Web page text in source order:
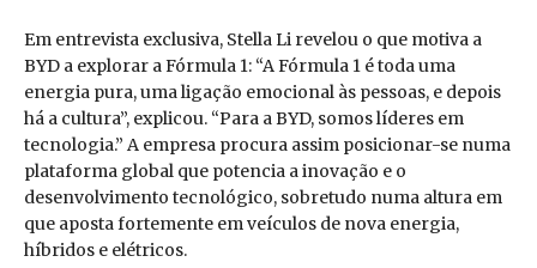
Em entrevista exclusiva, Stella Li revelou o que motiva a
BYD a explorar a Fórmula 1: “A Fórmula 1 é toda uma
energia pura, uma ligação emocional às pessoas, e depois
há a cultura”, explicou. “Para a BYD, somos líderes em
tecnologia.” A empresa procura assim posicionar-se numa
plataforma global que potencia a inovação e o
desenvolvimento tecnológico, sobretudo numa altura em
que aposta fortemente em veículos de nova energia,
híbridos e elétricos.